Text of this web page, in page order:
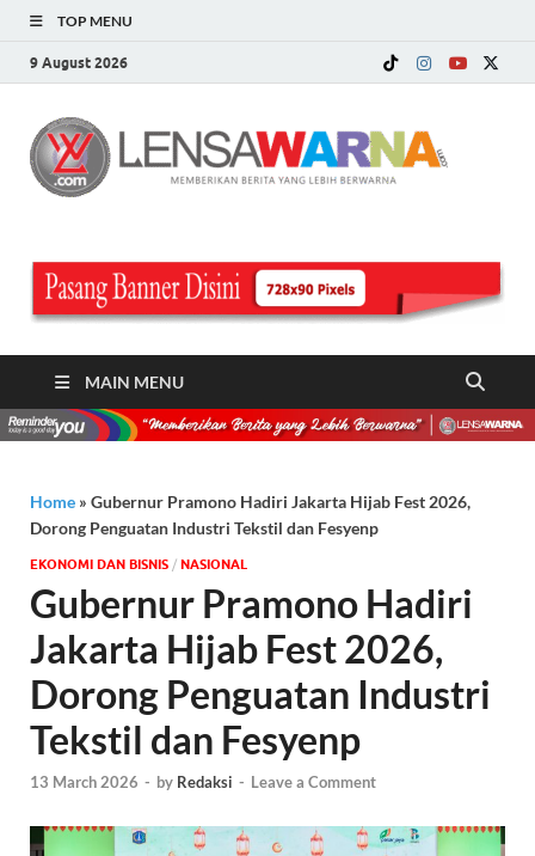
TOP MENU
9 August 2026
MAIN MENU
Home » Gubernur Pramono Hadiri Jakarta Hijab Fest 2026,
Dorong Penguatan Industri Tekstil dan Fesyenp
EKONOMI DAN BISNIS / NASIONAL
Gubernur Pramono Hadiri
Jakarta Hijab Fest 2026,
Dorong Penguatan Industri
Tekstil dan Fesyenp
13 March 2026 - by Redaksi - Leave a Comment